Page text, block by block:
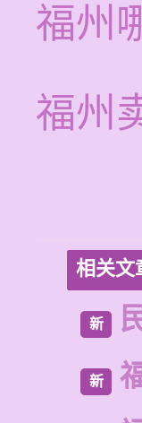
福州
福州
相关文
新
新